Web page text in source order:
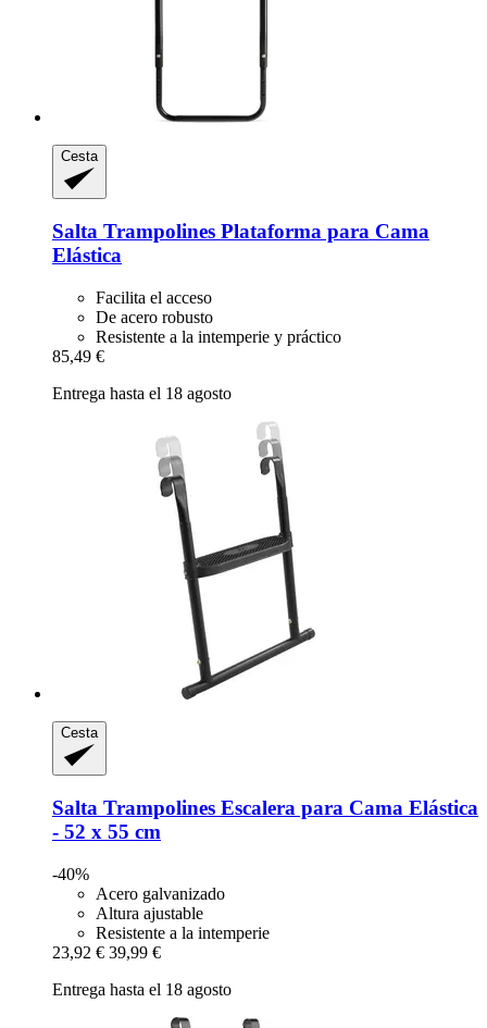
Cesta
Salta Trampolines Plataforma para Cama
Elástica
Facilita el acceso
De acero robusto
Resistente a la intemperie y práctico
85,49 €
Entrega hasta el 18 agosto
Cesta
Salta Trampolines Escalera para Cama Elástica
-​ 52 x 55 cm
-40%
Acero galvanizado
Altura ajustable
Resistente a la intemperie
23,92 € 39,99 €
Entrega hasta el 18 agosto